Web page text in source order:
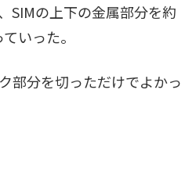
SIMの上下の金属部分を約
いった。
部分を切っただけでよかっ